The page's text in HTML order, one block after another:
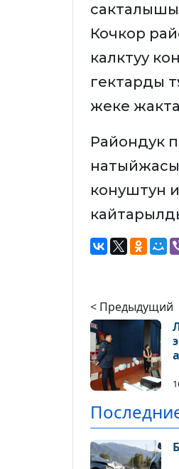
Кочкор
калктуу
гектарды
жеке
Райондук
конуштун
< Предыдущий